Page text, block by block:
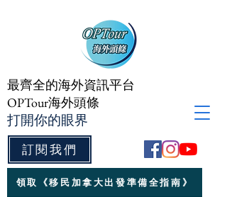
訂閱我們
最齊全的海外資訊平台
OPTour海外頭條
打開你的眼界
領取《移民加拿大出發準備全指南》